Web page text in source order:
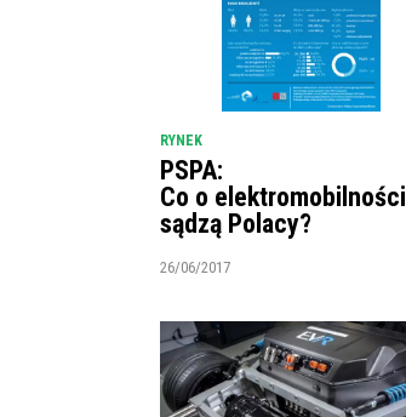
RYNEK
PSPA:
Co o elektromobilności
sądzą Polacy?
26/06/2017